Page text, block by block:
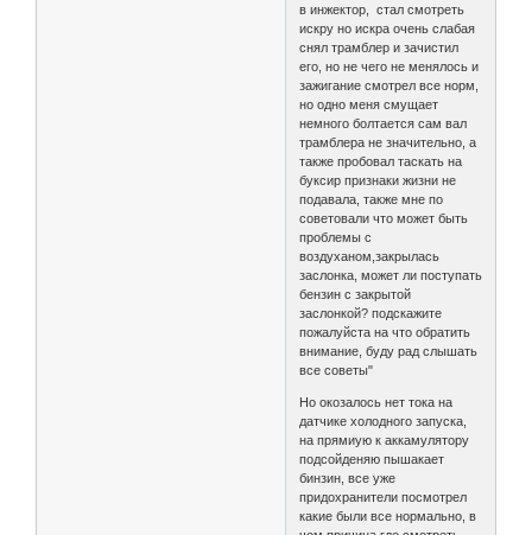
в инжектор, стал смотреть
искру но искра очень слабая
снял трамблер и зачистил
его, но не чего не менялось и
зажигание смотрел все норм,
но одно меня смущает
немного болтается сам вал
трамблера не значительно, а
также пробовал таскать на
буксир признаки жизни не
подавала, также мне по
советовали что может быть
проблемы с
воздуханом,закрылась
заслонка, может ли поступать
бензин с закрытой
заслонкой? подскажите
пожалуйста на что обратить
внимание, буду рад слышать
все советы"
Но окозалось нет тока на
датчике холодного запуска,
на прямиую к аккамулятору
подсойденяю пышакает
бинзин, все уже
придохранители посмотрел
какие были все нормально, в